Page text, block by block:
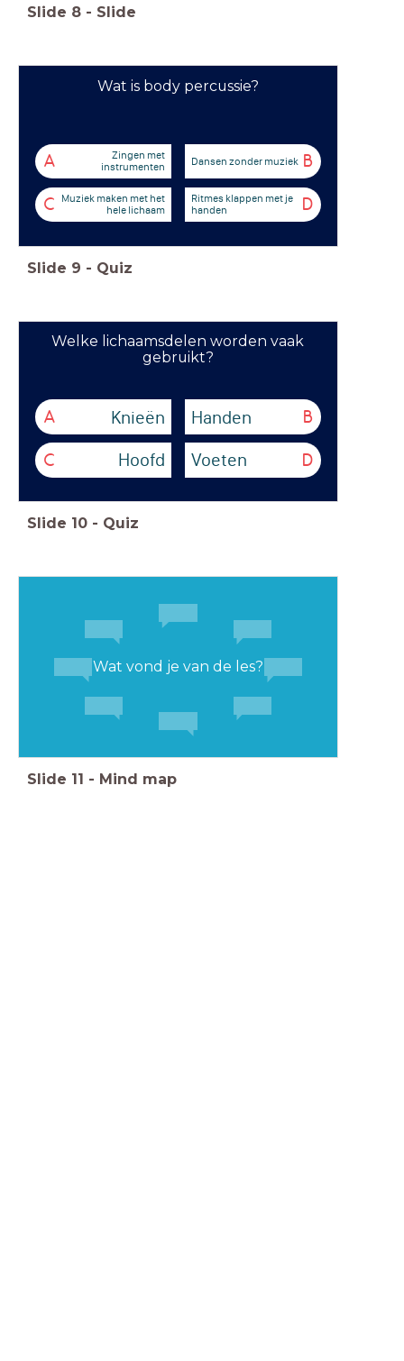
Slide 8 - Slide
Wat is body percussie?
A
Zingen met
instrumenten
B
Dansen zonder muziek
C
Muziek maken met het
hele lichaam
D
Ritmes klappen met je
handen
Slide 9 - Quiz
Welke lichaamsdelen worden vaak
gebruikt?
A Knieën B
Handen
C Hoofd D
Voeten
Slide 10 - Quiz
Wat vond je van de les?
Slide 11 - Mind map